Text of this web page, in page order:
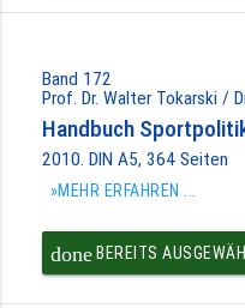
Band 172
Prof. Dr. Walter Tokarski /
Handbuch
2010. DIN A5, 364 Seiten
»MEHR ERFAHREN ...
doneBEREITS